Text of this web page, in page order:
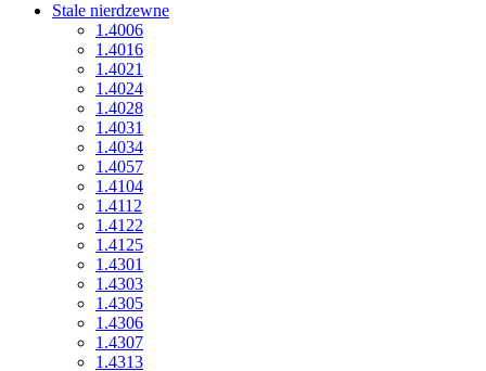
Stale nierdzewne
1.4006
1.4016
1.4021
1.4024
1.4028
1.4031
1.4034
1.4057
1.4104
1.4112
1.4122
1.4125
1.4301
1.4303
1.4305
1.4306
1.4307
1.4313